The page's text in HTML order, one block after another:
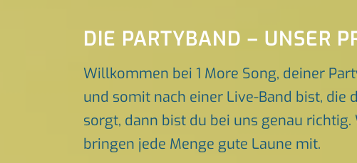
DIE PARTYBAND – UNSER
Willkommen bei 1 More Song, deiner
und somit nach einer Live-Band bist,
sorgt, dann bist du bei uns genau richtig.
bringen jede Menge gute Laune mit.